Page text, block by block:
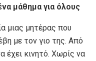
μάθημα για όλους
μιας μητέρας που
με τον γιο της. Από
έχει κινητό. Χωρίς να